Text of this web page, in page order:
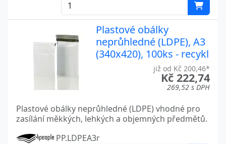
Plastové obálky
neprůhledné (LDPE), A3
(340x420), 100ks - recykl
již od Kč 200,46*
Kč 222,74
269,52 s DPH
Plastové obálky neprůhledné (LDPE) vhodné pro
zasílání měkkých, lehkých a objemných předmětů.
PP.LDPEA3r